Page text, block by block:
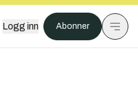
Logg inn Abonner